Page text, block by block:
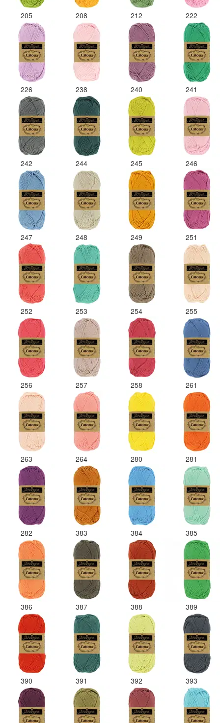
205 208 212 222
226 238 240 241
242 244 245 246
247 248 249 251
252 253 254 255
256 257 258 261
263 264 280 281
282 383 384 385
386 387 388 389
390 391 392 393